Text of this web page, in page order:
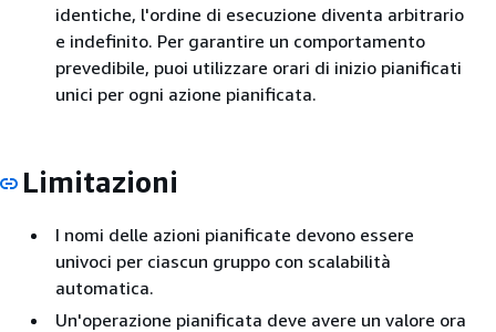
identiche, l'ordine di esecuzione diventa arbitrario
e indefinito. Per garantire un comportamento
prevedibile, puoi utilizzare orari di inizio pianificati
unici per ogni azione pianificata.
Limitazioni
I nomi delle azioni pianificate devono essere
univoci per ciascun gruppo con scalabilità
automatica.
Un'operazione pianificata deve avere un valore ora